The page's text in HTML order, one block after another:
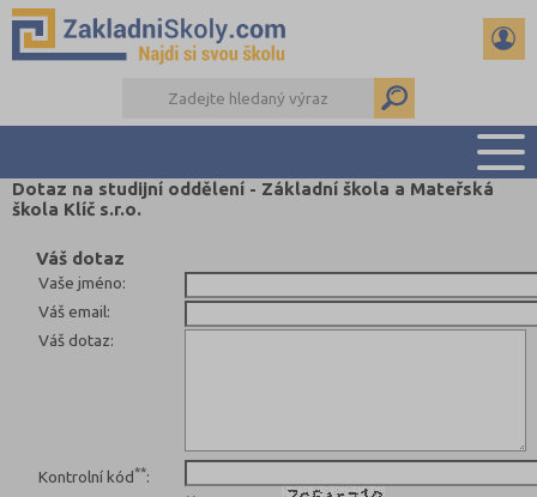
RADY A ČLÁNKY
ČTENÁŘSKÝ DENÍK
Dotaz na studijní oddělení - Základní škola a Mateřská
škola Klíč s.r.o.
Váš dotaz
Vaše jméno:
Váš email:
Váš dotaz:
Kontrolní kód**: